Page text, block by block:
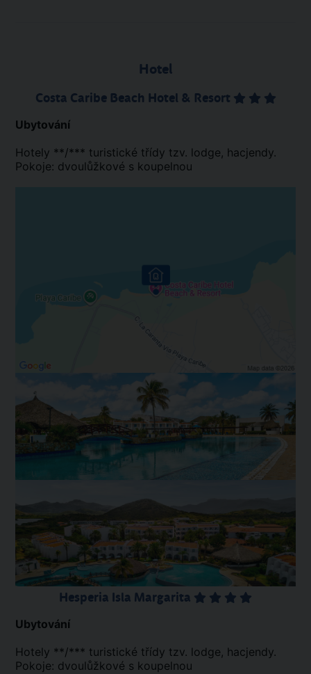
Hotel
Costa Caribe Beach Hotel & Resort
Ubytování
Hotely **/*** turistické třídy tzv. lodge, hacjendy.
Pokoje: dvoulůžkové s koupelnou
Hesperia Isla Margarita
Ubytování
Hotely **/*** turistické třídy tzv. lodge, hacjendy.
Pokoje: dvoulůžkové s koupelnou